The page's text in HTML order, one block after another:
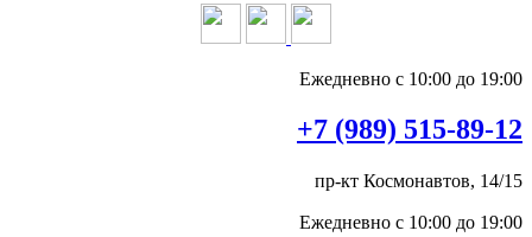
Ежедневно с 10:00 до 19:00
+7 (989) 515-89-12
пр-кт Космонавтов, 14/15
Ежедневно с 10:00 до 19:00